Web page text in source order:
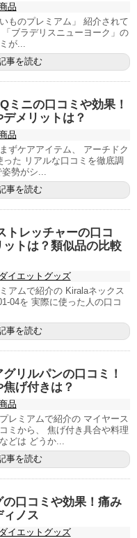
品
ものプレミアム」 紹介されて
ブラデリスニューヨーク」の
が...
事を読む
ミニの口コミや効果！
メリットは？
品
ずケアアイテム、 アーチドク
た リアルな口コミを徹底調
勢がシ...
事を読む
トレッチャーの口コ
ットは？類似品の比較
イエットグッズ
アムで紹介の Kiralaネックス
04を 実際に使った人の口コ
事を読む
リルパンの口コミ！
げ付きは？
品
レミアムで紹介の マイヤース
ミから、 焦げ付き具合や料理
どは どうか...
事を読む
口コミや効果！痛み
ィノス
イエットグッズ